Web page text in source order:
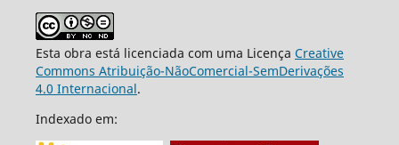
Esta obra está licenciada com uma Licença Creative
Commons Atribuição-NãoComercial-SemDerivações
4.0 Internacional.
Indexado em: